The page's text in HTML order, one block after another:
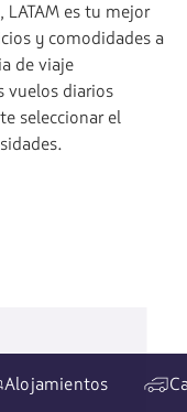
LATAM es tu mejor
y comodidades a
de viaje
vuelos diarios
seleccionar el
Alojamientos